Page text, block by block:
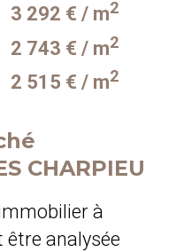
3 292 € / m2
2 743 € / m2
2 515 € / m2
CHARPIEU
à
être analysée